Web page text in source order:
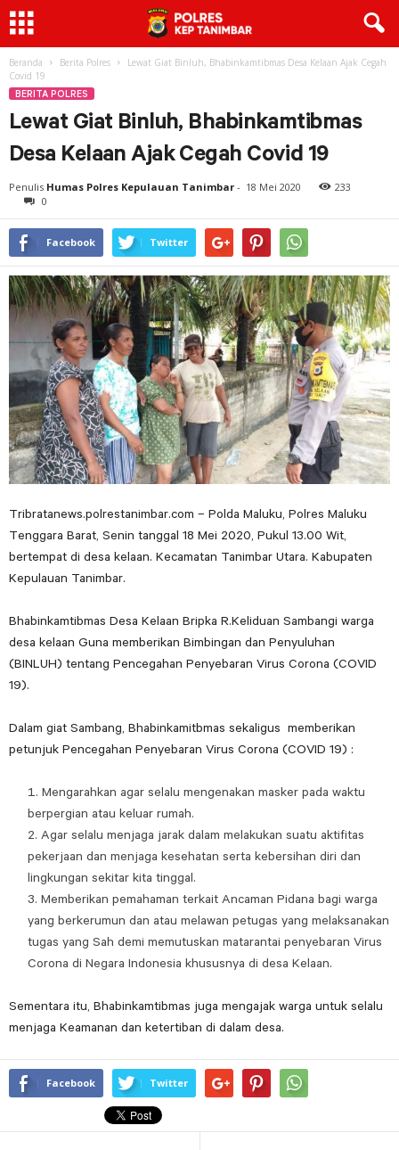
Beranda Berita Polres
Lewat Giat Binluh, Bhabinkamtibmas Desa Kelaan Ajak Cegah
Covid 19
BERITA POLRES
Lewat Giat Binluh, Bhabinkamtibmas
Desa Kelaan Ajak Cegah Covid 19
Penulis Humas Polres Kepulauan Tanimbar - 18 Mei 2020
233
0
Facebook Twitter
Tribratanews.polrestanimbar.com – Polda Maluku, Polres Maluku
Tenggara Barat, Senin tanggal 18 Mei 2020, Pukul 13.00 Wit,
bertempat di desa kelaan. Kecamatan Tanimbar Utara. Kabupaten
Kepulauan Tanimbar.
Bhabinkamtibmas Desa Kelaan Bripka R.Keliduan Sambangi warga
desa kelaan Guna memberikan Bimbingan dan Penyuluhan
(BINLUH) tentang Pencegahan Penyebaran Virus Corona (COVID
19).
Dalam giat Sambang, Bhabinkamitbmas sekaligus memberikan
petunjuk Pencegahan Penyebaran Virus Corona (COVID 19) :
Mengarahkan agar selalu mengenakan masker pada waktu
berpergian atau keluar rumah.
Agar selalu menjaga jarak dalam melakukan suatu aktifitas
pekerjaan dan menjaga kesehatan serta kebersihan diri dan
lingkungan sekitar kita tinggal.
Memberikan pemahaman terkait Ancaman Pidana bagi warga
yang berkerumun dan atau melawan petugas yang melaksanakan
tugas yang Sah demi memutuskan matarantai penyebaran Virus
Corona di Negara Indonesia khususnya di desa Kelaan.
Sementara itu, Bhabinkamtibmas juga mengajak warga untuk selalu
menjaga Keamanan dan ketertiban di dalam desa.
Facebook Twitter